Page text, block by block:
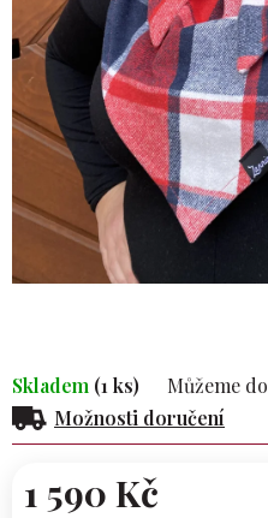
Skladem (1 ks) Můžeme
Možnosti doručení
1 590 Kč